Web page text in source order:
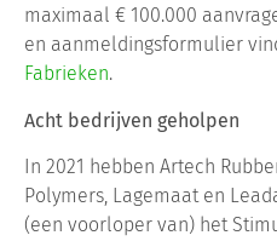
maximaal € 100.000
en aanmeldingsformulier
Fabrieken.
Acht bedrijven geholpen
In 2021 hebben Artech
Polymers, Lagemaat en
(een voorloper van) het